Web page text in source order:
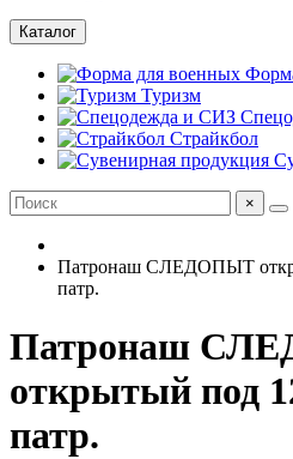
Каталог
Туризм
Страйкбол
×
Патронаш СЛЕДОПЫТ
патр.
Патронаш
открытый под
патр.